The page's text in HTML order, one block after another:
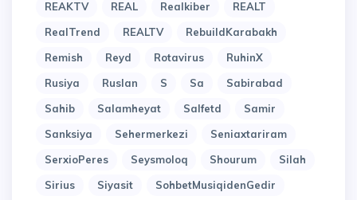
REAKTV REAL Realkiber
REALT
RealTrend
REALTV
RebuildKarabakh
Remish
Reyd Rotavirus
RuhinX
Rusiya
Ruslan S Sa
Sabirabad
Sahib
Salamheyat Salfetd
Samir
Sanksiya
Sehermerkezi
Seniaxtariram
SerxioPeres
Seysmoloq Shourum
Silah
Sirius
Siyasit
SohbetMusiqidenGedir